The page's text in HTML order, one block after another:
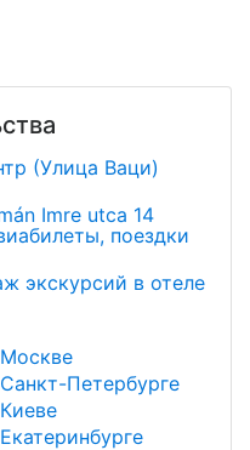
(Улица Ваци)
Imre utca 14
поездки
экскурсий в отеле
Петербурге